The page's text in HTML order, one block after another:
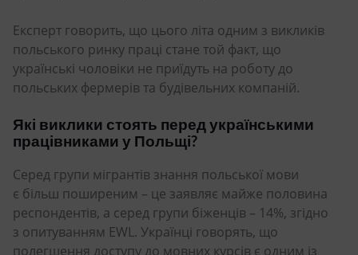
Експерт говорить, що цього літа одним з викликів
польського ринку праці стане той факт, що
українські чоловіки не приїдуть на роботу до
польських фермерів та будівельних компаній.
Які виклики стоять перед українськими
працівниками у Польщі?
Серед групи мігрантів знання польської мови
є більш поширеним – це заявляє майже половина
респондентів, а серед групи біженців – 14%, згідно
з опитуванням EWL. Українці говорять, що
полегшення доступу до мовних курсів є одним із